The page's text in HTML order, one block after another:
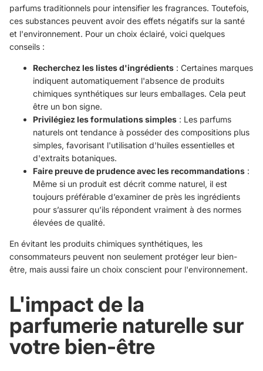
parfums traditionnels pour intensifier les fragrances. Toutefois,
ces substances peuvent avoir des effets négatifs sur la santé
et l'environnement. Pour un choix éclairé, voici quelques
conseils :
Recherchez les listes d'ingrédients : Certaines marques
indiquent automatiquement l'absence de produits
chimiques synthétiques sur leurs emballages. Cela peut
être un bon signe.
Privilégiez les formulations simples : Les parfums
naturels ont tendance à posséder des compositions plus
simples, favorisant l'utilisation d'huiles essentielles et
d'extraits botaniques.
Faire preuve de prudence avec les recommandations :
Même si un produit est décrit comme naturel, il est
toujours préférable d’examiner de près les ingrédients
pour s’assurer qu’ils répondent vraiment à des normes
élevées de qualité.
En évitant les produits chimiques synthétiques, les
consommateurs peuvent non seulement protéger leur bien-
être, mais aussi faire un choix conscient pour l'environnement.
L'impact de la
parfumerie naturelle sur
votre bien-être